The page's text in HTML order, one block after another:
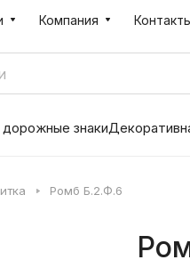
Компания
знаки
Ромб Б.2.Ф.6